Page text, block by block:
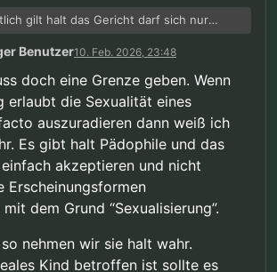
gilt halt das Gericht darf sich nur
wenn es ein Grundrecht in
nicht mehr Rechtfertigbare weise
Gericht gemacht (Gewaltenteilung
Das ist erst mal auch gut so weil wenn
die Gesetze machen würde hätten
Oligarchie keine Demokratie. Dann
Gesetze in einer kleinen Kammer von
gemacht statt das man über diese
Problem ist halt einfach das wir in der
Benutzer10. Feb. 2026, 23:48
doch eine Grenze geben. Wenn
erlaubt die Sexualität eines
auszuradieren dann weiß ich
Es gibt halt Pädophile und das
akzeptieren und nicht
Erscheinungsformen
dem Grund “Sexualisierung”.
nehmen wir sie halt wahr.
Kind betroffen ist sollte es